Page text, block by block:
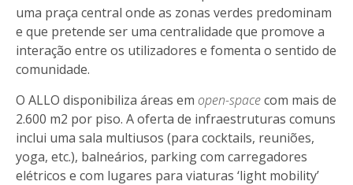
uma praça central onde as zonas verdes predominam
e que pretende ser uma centralidade que promove a
interação entre os utilizadores e fomenta o sentido de
comunidade.
O ALLO disponibiliza áreas em open-spacecom mais de
2.600 m2 por piso. A oferta de infraestruturas comuns
inclui uma sala multiusos (para cocktails, reuniões,
yoga, etc.), balneários, parking com carregadores
elétricos e com lugares para viaturas ‘light mobility’